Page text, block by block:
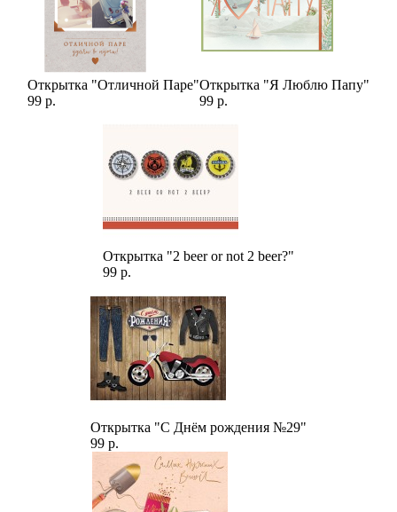
Открытка "Отличной Паре"
99 р.
Открытка "Я Люблю Папу"
99 р.
Открытка "2 beer or not 2 beer?"
99 р.
Открытка "С Днём рождения №29"
99 р.